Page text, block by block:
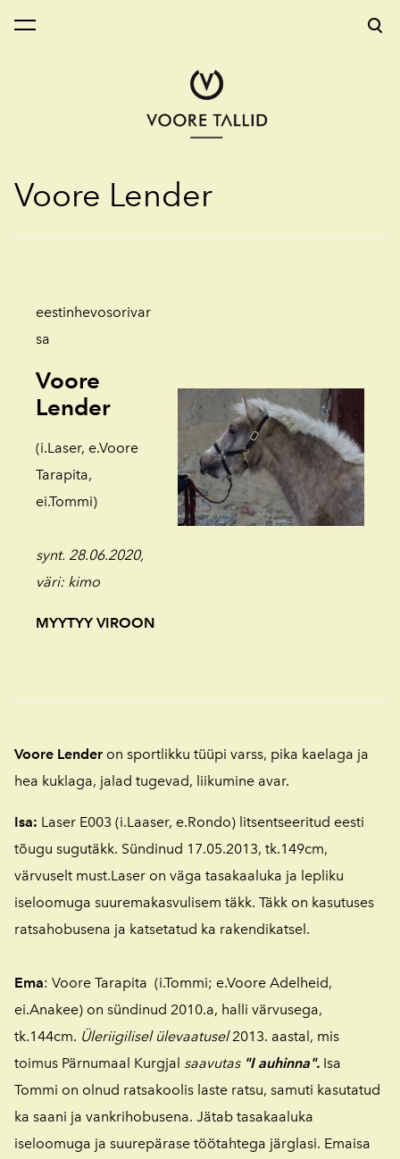
on lisätty ostoskoriin.
Voore Lender
eestinhevosorivar
sa
Voore
Lender
(i.Laser, e.Voore
Tarapita,
ei.Tommi)
synt. 28.06.2020,
väri: kimo
MYYTYY VIROON
Voore Lender on sportlikku tüüpi varss, pika kaelaga ja
hea kuklaga, jalad tugevad, liikumine avar.
Isa: Laser E003 (i.Laaser, e.Rondo) litsentseeritud eesti
tõugu sugutäkk. Sündinud 17.05.2013, tk.149cm,
värvuselt must.Laser on väga tasakaaluka ja lepliku
iseloomuga suuremakasvulisem täkk. Täkk on kasutuses
ratsahobusena ja katsetatud ka rakendikatsel.
Ema: Voore Tarapita (i.Tommi; e.Voore Adelheid,
ei.Anakee) on sündinud 2010.a, halli värvusega,
tk.144cm. Üleriigilisel ülevaatusel2013. aastal, mis
toimus Pärnumaal Kurgjal saavutas "I auhinna". Isa
Tommi on olnud ratsakoolis laste ratsu, samuti kasutatud
ka saani ja vankrihobusena. Jätab tasakaaluka
iseloomuga ja suurepärase töötahtega järglasi. Emaisa